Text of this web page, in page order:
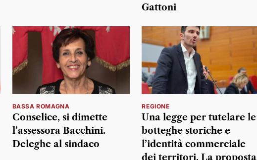
Gattoni
BASSA ROMAGNA
Conselice, si dimette
l’assessora Bacchini.
Deleghe al sindaco
REGIONE
Una legge per tutelare le
botteghe storiche e
l’identità commerciale
dei territori. La proposta